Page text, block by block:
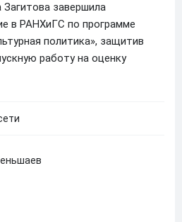
завершила
в РАНХиГС по программе
политика», защитив
работу на оценку